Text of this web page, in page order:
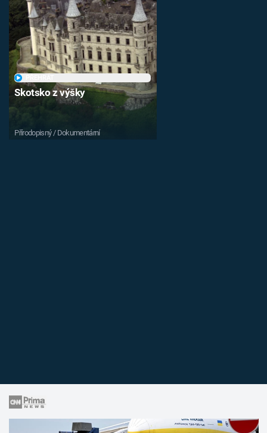
Skotsko z výšky
Přírodopisný / Dokumentární